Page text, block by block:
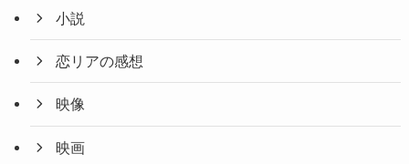
小説
恋リアの感想
映像
映画